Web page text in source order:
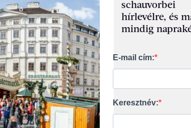
schauvorbei
hírlevélre, és
mindig
E-mail cím:
Keresztnév: